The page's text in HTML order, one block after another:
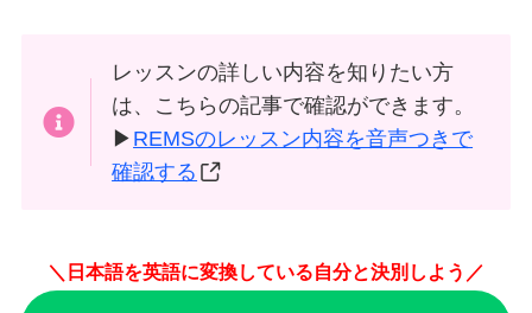
レッスンの詳しい内容を知りたい方
は、こちらの記事で確認ができます。
▶ REMSのレッスン内容を音声つきで
確認する
＼日本語を英語に変換している自分と決別しよう／